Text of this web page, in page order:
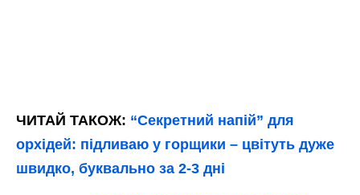
ЧИТАЙ ТАКОЖ: “Секретний напій” для
орхідей: підливаю у горщики – цвітуть дуже
швидко, буквально за 2-3 дні